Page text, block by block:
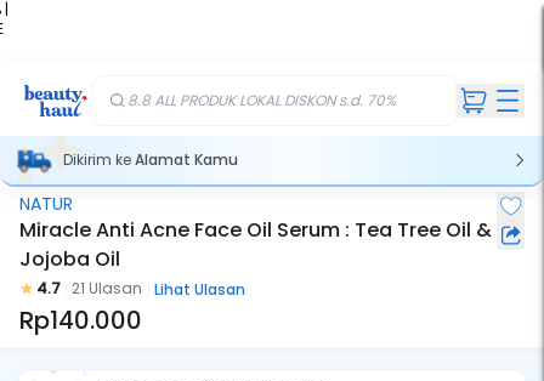
|
8.8 ALL PRODUK LOKAL DISKON s.d. 70%
Dikirim keAlamat Kamu
NATUR
Miracle Anti Acne Face Oil Serum : Tea Tree Oil &
Jojoba Oil
4.7 21 Ulasan Lihat Ulasan
Rp140.000